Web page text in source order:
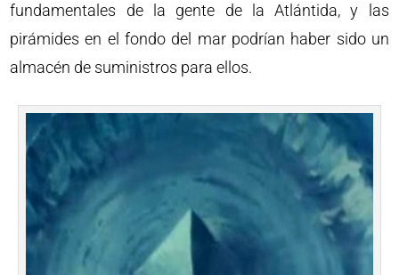
fundamentales de la gente de la Atlántida, y las
pirámides en el fondo del mar podrían haber sido un
almacén de suministros para ellos.